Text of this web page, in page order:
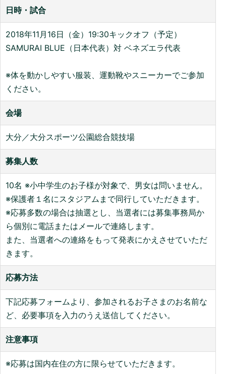
日時・試合
2018年11月16日（金）19:30キックオフ（予定）
SAMURAI BLUE（日本代表）対 ベネズエラ代表
※体を動かしやすい服装、運動靴やスニーカーでご参加
ください。
会場
大分／大分スポーツ公園総合競技場
募集人数
10名 ※小中学生のお子様が対象で、男女は問いません。
※保護者１名にスタジアムまで同行していただきます。
※応募多数の場合は抽選とし、当選者には募集事務局か
ら個別に電話またはメールで連絡します。
また、当選者への連絡をもって発表にかえさせていただ
きます。
応募方法
下記応募フォームより、参加されるお子さまのお名前な
ど、必要事項を入力のうえ送信してください。
注意事項
※応募は国内在住の方に限らせていただきます。